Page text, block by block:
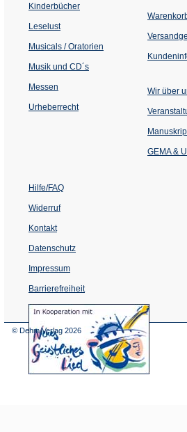
Kinderbücher
Leselust
Musicals / Oratorien
Musik und CD´s
Messen
Urheberrecht
Wir über
GEMA &
Hilfe/FAQ
Widerruf
Kontakt
Datenschutz
Impressum
Barrierefreiheit
(Öffnet
in
© Dehm Verlag 2026